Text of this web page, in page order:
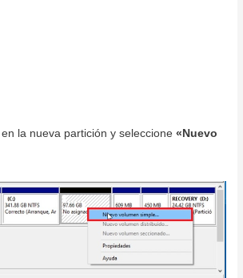
la nueva partición y seleccione «Nuevo